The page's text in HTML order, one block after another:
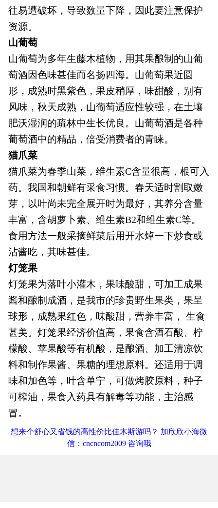
往易遭破坏，导致数量下降，因此要注意保护
资源。
山葡萄
山葡萄为多年生藤木植物，用其果酿制的山葡
萄酒因色味甚佳而名扬四海。山葡萄果近圆
形，成熟时黑紫色，果皮稍厚，味甜酸，别有
风味，秋天成熟，山葡萄适应性较强，在土壤
肥沃湿润的疏林中生长优良。山葡萄酒是各种
葡萄酒中的精品，倍受消费者的青睐。
猫爪菜
猫爪菜为春季山菜，维生素C含量很高，根可入
药。我国和朝鲜有采食习惯。春天适时割取嫩
芽，以叶尚未完全展开时为最好，其养分含量
丰富，含胡萝卜素、维生素B2和维生素C等。
食用方法一般采摘鲜菜后用开水焯一下炒食或
沾酱吃，其味甚佳。
灯笼果
灯笼果为落叶小灌木，果味酸甜，可加工成果
酱和酿制成酒，是我市的珍贵野生果类，果呈
球形，成熟果红色，味酸甜，营养丰富， 生食
甚美。灯笼果经济价值高，果食含酒石酸、柠
檬酸、苹果酸等有机酸，是酿酒、加工清凉饮
料和制作果酱、果糖的理想原料。还适用于调
味和加色等，叶含单宁，可做烤胶原料，种子
可榨油，果食入药具有解毒等功能，主治感
冒。
想来个舒心又省钱的高性价比佳木斯游吗？ 加欣欣小海微
信：cncncom2009 咨询哦